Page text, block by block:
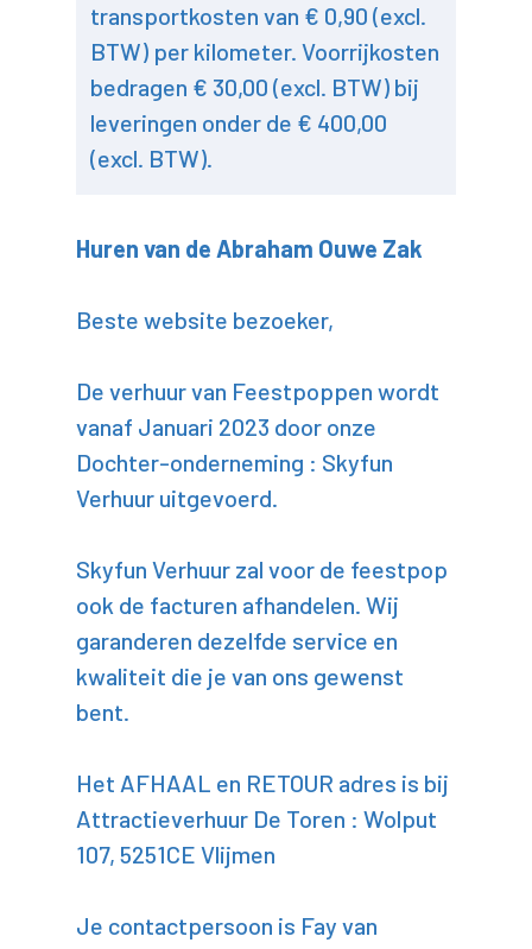
transportkosten van € 0,90 (excl.
BTW) per kilometer. Voorrijkosten
bedragen € 30,00 (excl. BTW) bij
leveringen onder de € 400,00
(excl. BTW).
Huren van de Abraham Ouwe Zak
Beste website bezoeker,
De verhuur van Feestpoppen wordt
vanaf Januari 2023 door onze
Dochter-onderneming : Skyfun
Verhuur uitgevoerd.
Skyfun Verhuur zal voor de feestpop
ook de facturen afhandelen. Wij
garanderen dezelfde service en
kwaliteit die je van ons gewenst
bent.
Het AFHAAL en RETOUR adres is bij
Attractieverhuur De Toren : Wolput
107, 5251CE Vlijmen
Je contactpersoon is Fay van